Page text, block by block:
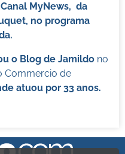
MyNews, da
no programa
o Blog de Jamildo no
Commercio de
atuou por 33 anos.